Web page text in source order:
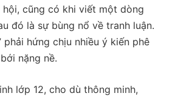
cũng có khi viết một dòng
đó là sự bùng nổ về tranh luận.
phải hứng chịu nhiều ý kiến phê
nặng nề.
lớp 12, cho dù thông minh,